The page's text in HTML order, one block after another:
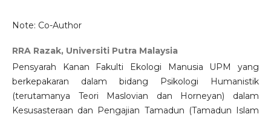
Note: Co-Author
RRA Razak, Universiti Putra Malaysia
Pensyarah Kanan Fakulti Ekologi Manusia UPM yang
berkepakaran dalam bidang Psikologi Humanistik
(terutamanya Teori Maslovian dan Horneyan) dalam
Kesusasteraan dan Pengajian Tamadun (Tamadun Islam